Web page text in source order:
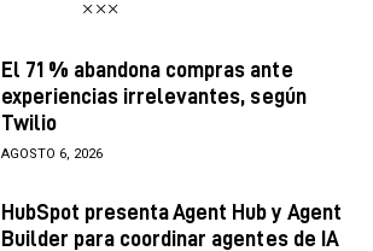
El 71 % abandona compras ante
experiencias irrelevantes, según
Twilio
AGOSTO 6, 2026
HubSpot presenta Agent Hub y Agent
Builder para coordinar agentes de IA